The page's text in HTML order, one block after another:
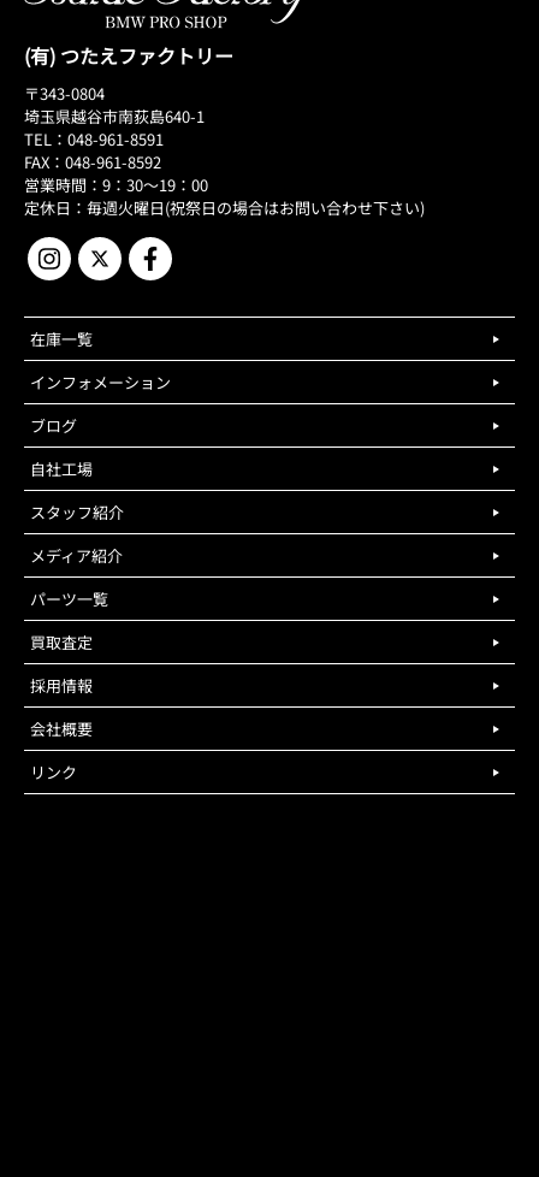
(有) つたえファクトリー
〒343-0804
埼玉県越谷市南荻島640-1
TEL：048-961-8591
FAX：048-961-8592
営業時間：9：30～19：00
定休日：毎週火曜日(祝祭日の場合はお問い合わせ下さい)
在庫一覧
インフォメーション
ブログ
自社工場
スタッフ紹介
メディア紹介
パーツ一覧
買取査定
採用情報
会社概要
リンク